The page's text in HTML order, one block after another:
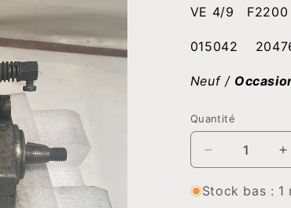
VE 4/9 F2200
015042
Neuf /
Quantité
Réduire
la
quantité
Stock bas : 1